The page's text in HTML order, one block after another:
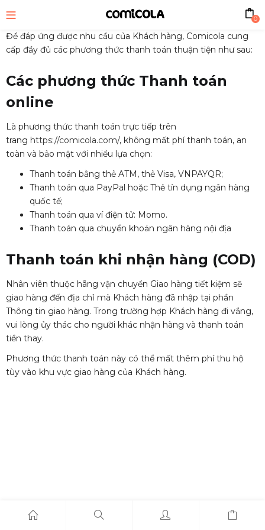
0
Để đáp ứng được nhu cầu của Khách hàng, Comicola cung
cấp đầy đủ các phương thức thanh toán thuận tiện như sau:
Các phương thức Thanh toán
online
Là phương thức thanh toán trực tiếp trên
trang https://comicola.com/, không mất phí thanh toán, an
toàn và bảo mật với nhiều lựa chọn:
Thanh toán bằng thẻ ATM, thẻ Visa, VNPAYQR;
Thanh toán qua PayPal hoặc Thẻ tín dụng ngân hàng
quốc tế;
Thanh toán qua ví điện tử: Momo.
Thanh toán qua chuyển khoản ngân hàng nội địa
Thanh toán khi nhận hàng (COD)
Nhân viên thuộc hãng vận chuyển Giao hàng tiết kiệm sẽ
giao hàng đến địa chỉ mà Khách hàng đã nhập tại phần
Thông tin giao hàng. Trong trường hợp Khách hàng đi vắng,
vui lòng ủy thác cho người khác nhận hàng và thanh toán
tiền thay.
Phương thức thanh toán này có thể mất thêm phí thu hộ
tùy vào khu vực giao hàng của Khách hàng.